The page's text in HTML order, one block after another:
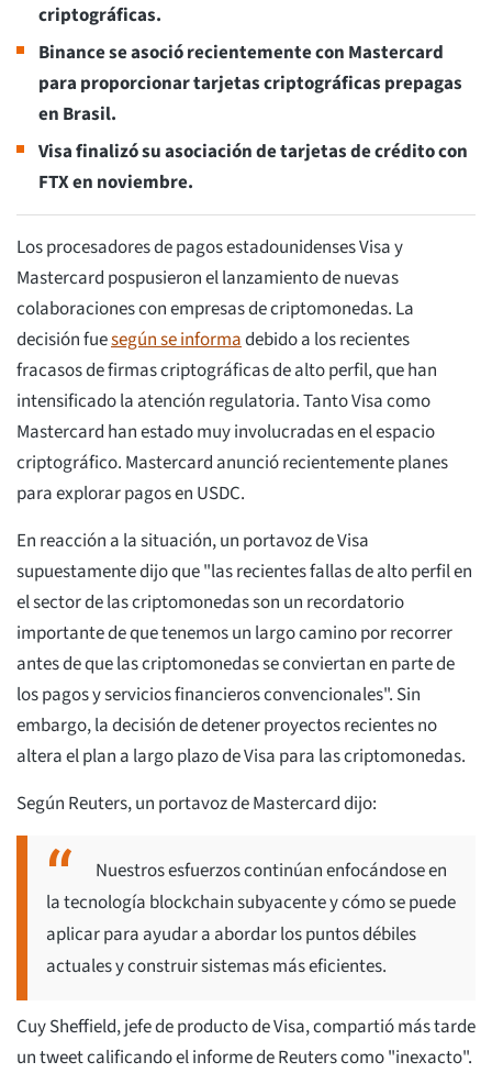
criptográficas.
Binance se asoció recientemente con Mastercard
para proporcionar tarjetas criptográficas prepagas
en Brasil.
Visa finalizó su asociación de tarjetas de crédito con
FTX en noviembre.
Los procesadores de pagos estadounidenses Visa y
Mastercard pospusieron el lanzamiento de nuevas
colaboraciones con empresas de criptomonedas. La
decisión fuesegún se informadebido a los recientes
fracasos de firmas criptográficas de alto perfil, que han
intensificado la atención regulatoria. Tanto Visa como
Mastercard han estado muy involucradas en el espacio
criptográfico. Mastercard anunció recientemente planes
para explorar pagos en USDC.
En reacción a la situación, un portavoz de Visa
supuestamente dijo que "las recientes fallas de alto perfil en
el sector de las criptomonedas son un recordatorio
importante de que tenemos un largo camino por recorrer
antes de que las criptomonedas se conviertan en parte de
los pagos y servicios financieros convencionales". Sin
embargo, la decisión de detener proyectos recientes no
altera el plan a largo plazo de Visa para las criptomonedas.
Según Reuters, un portavoz de Mastercard dijo:
Nuestros esfuerzos continúan enfocándose en
la tecnología blockchain subyacente y cómo se puede
aplicar para ayudar a abordar los puntos débiles
actuales y construir sistemas más eficientes.
Cuy Sheffield, jefe de producto de Visa, compartió más tarde
un tweet calificando el informe de Reuters como "inexacto".